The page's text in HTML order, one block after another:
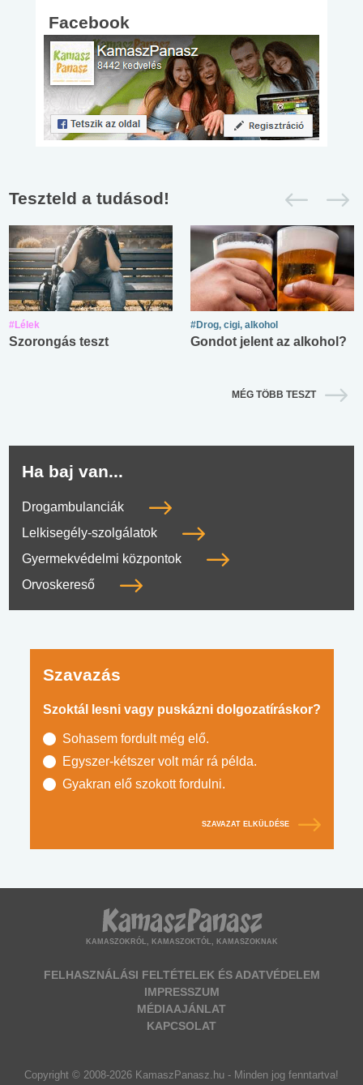
Facebook
Teszteld a tudásod!
#Lélek
Szorongás teszt
#Drog, cigi, alkohol
Gondot jelent az alkohol?
MÉG TÖBB TESZT
Ha baj van...
Drogambulanciák
Lelkisegély-szolgálatok
Gyermekvédelmi központok
Orvoskereső
Szavazás
Szoktál lesni vagy puskázni dolgozatíráskor?
Sohasem fordult még elő.
Egyszer-kétszer volt már rá példa.
Gyakran elő szokott fordulni.
SZAVAZAT ELKÜLDÉSE
KAMASZOKRÓL, KAMASZOKTÓL, KAMASZOKNAK
FELHASZNÁLÁSI FELTÉTELEK ÉS ADATVÉDELEM
IMPRESSZUM
MÉDIAAJÁNLAT
KAPCSOLAT
Copyright © 2008-2026 KamaszPanasz.hu - Minden jog fenntartva!